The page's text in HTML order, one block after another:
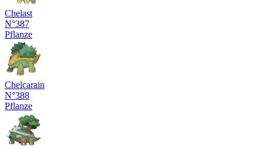
Chelast
N°387
Pflanze
Chelcarain
N°388
Pflanze